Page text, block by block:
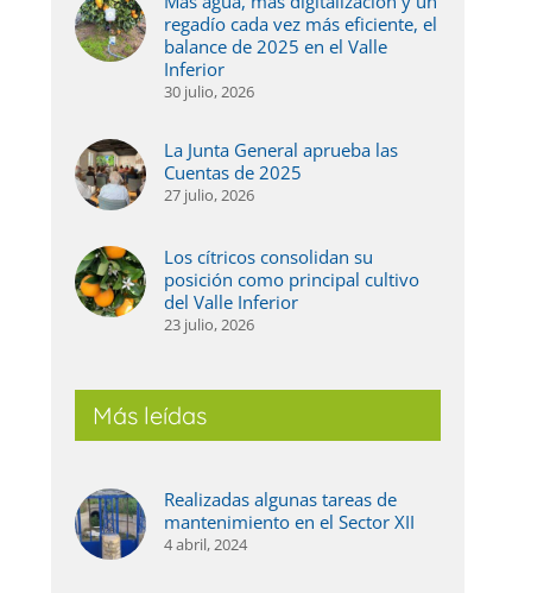
cada vez más eficiente, el balance de 2025 en
el Valle Inferior
30 julio, 2026
regadío cada vez más eficiente, el
balance de 2025 en el Valle
Inferior
30 julio, 2026
La Junta General aprueba las
Cuentas de 2025
27 julio, 2026
Los cítricos consolidan su
posición como principal cultivo
del Valle Inferior
23 julio, 2026
Más leídas
Realizadas algunas tareas de
mantenimiento en el Sector XII
4 abril, 2024